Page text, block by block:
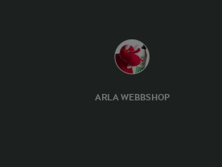
ARLA WEBBSHOP